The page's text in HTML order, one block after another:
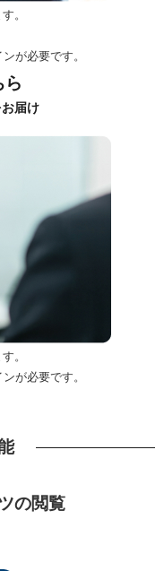
。
が必要です。
ら
届け
。
が必要です。
の閲覧